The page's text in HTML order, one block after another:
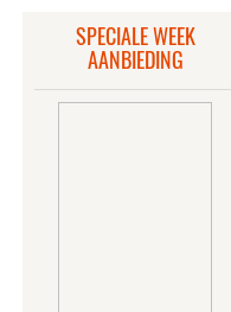
SPECIALE WEEK
AANBIEDING